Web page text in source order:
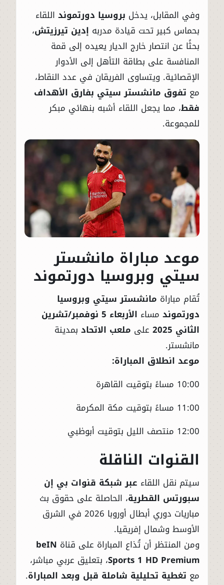
وفي المقابل، يدخل بروسيا دورتموند اللقاء
بحماس كبير تحت قيادة مدربه إدين تيرزيتش،
بحثًا عن انتصار خارج الديار يعيده إلى قمة
المنافسة على بطاقة التأهل إلى الأدوار
الإقصائية. ويتساوى الفريقان في عدد النقاط،
مع تفوق مانشستر سيتي بفارق الأهداف
فقط، مما يجعل اللقاء أشبه بنهائي مبكر
للمجموعة.
موعد مباراة مانشستر
سيتي وبروسيا دورتموند
تُقام مباراة مانشستر سيتي وبروسيا
دورتموند مساء
الأربعاء 5 نوفمبر/تشرين
الثاني 2025
على ملعب الاتحاد بمدينة
مانشستر.
موعد انطلاق المباراة:
10:00 مساءً بتوقيت القاهرة
11:00 مساءً بتوقيت مكة المكرمة
12:00 منتصف الليل بتوقيت أبوظبي
القنوات الناقلة
سيتم نقل اللقاء عبر شبكة قنوات بي إن
سبورتس القطرية، الحاصلة على حقوق بث
مباريات دوري أبطال أوروبا 2026 في الشرق
الأوسط وشمال إفريقيا.
ومن المنتظر أن تُذاع المباراة على قناة beIN
Sports 1 HD Premium، بتعليق عربي مباشر،
مع تغطية تحليلية شاملة قبل وبعد المباراة.